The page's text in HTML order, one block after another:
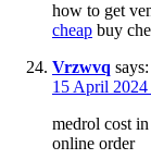
how to get
cheap buy
Vrzwvq says:
15 April 2024
medrol cost
online order